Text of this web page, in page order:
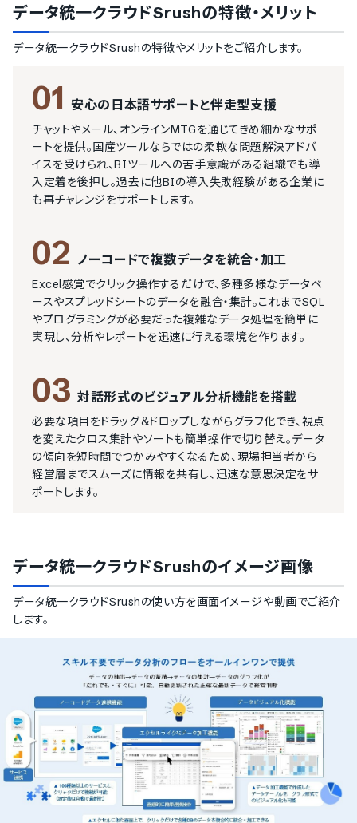
データ統一クラウドSrushの特徴・メリット
データ統一クラウドSrushの特徴やメリットをご紹介します。
01 安心の日本語サポートと伴走型支援
チャットやメール、オンラインMTGを通じてきめ細かなサポ
ートを提供。国産ツールならではの柔軟な問題解決アドバ
イスを受けられ、BIツールへの苦手意識がある組織でも導
入定着を後押し。過去に他BIの導入失敗経験がある企業に
も再チャレンジをサポートします。
02 ノーコードで複数データを統合・加工
Excel感覚でクリック操作するだけで、多種多様なデータベ
ースやスプレッドシートのデータを融合・集計。これまでSQL
やプログラミングが必要だった複雑なデータ処理を簡単に
実現し、分析やレポートを迅速に行える環境を作ります。
03 対話形式のビジュアル分析機能を搭載
必要な項目をドラッグ＆ドロップしながらグラフ化でき、視点
を変えたクロス集計やソートも簡単操作で切り替え。データ
の傾向を短時間でつかみやすくなるため、現場担当者から
経営層までスムーズに情報を共有し、迅速な意思決定をサ
ポートします。
データ統一クラウドSrushのイメージ画像
データ統一クラウドSrushの使い方を画面イメージや動画でご紹介
します。